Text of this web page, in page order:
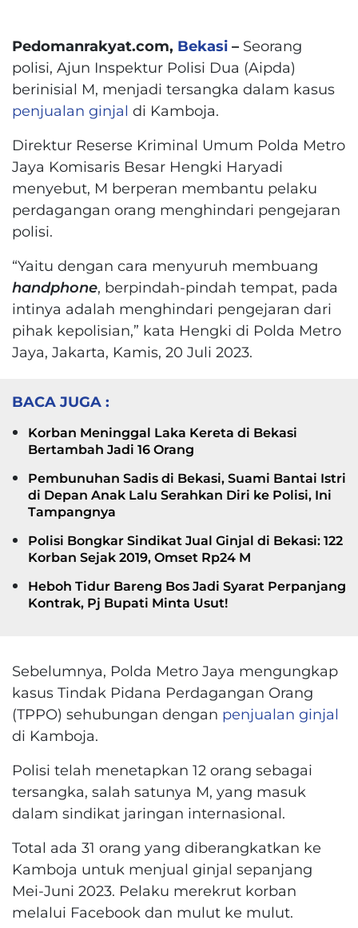
Pedomanrakyat.com, Bekasi – Seorang
polisi, Ajun Inspektur Polisi Dua (Aipda)
berinisial M, menjadi tersangka dalam kasus
penjualan ginjal di Kamboja.
Direktur Reserse Kriminal Umum Polda Metro
Jaya Komisaris Besar Hengki Haryadi
menyebut, M berperan membantu pelaku
perdagangan orang menghindari pengejaran
polisi.
“Yaitu dengan cara menyuruh membuang
handphone, berpindah-pindah tempat, pada
intinya adalah menghindari pengejaran dari
pihak kepolisian,” kata Hengki di Polda Metro
Jaya, Jakarta, Kamis, 20 Juli 2023.
BACA JUGA :
Korban Meninggal Laka Kereta di Bekasi
Bertambah Jadi 16 Orang
Pembunuhan Sadis di Bekasi, Suami Bantai Istri
di Depan Anak Lalu Serahkan Diri ke Polisi, Ini
Tampangnya
Polisi Bongkar Sindikat Jual Ginjal di Bekasi: 122
Korban Sejak 2019, Omset Rp24 M
Heboh Tidur Bareng Bos Jadi Syarat Perpanjang
Kontrak, Pj Bupati Minta Usut!
Sebelumnya, Polda Metro Jaya mengungkap
kasus Tindak Pidana Perdagangan Orang
(TPPO) sehubungan dengan penjualan ginjal
di Kamboja.
Polisi telah menetapkan 12 orang sebagai
tersangka, salah satunya M, yang masuk
dalam sindikat jaringan internasional.
Total ada 31 orang yang diberangkatkan ke
Kamboja untuk menjual ginjal sepanjang
Mei-Juni 2023. Pelaku merekrut korban
melalui Facebook dan mulut ke mulut.